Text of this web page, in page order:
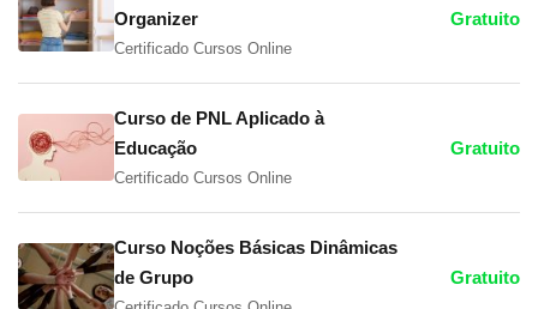
Organizer
Certificado Cursos Online
Gratuito
Curso de PNL Aplicado à
Educação
Certificado Cursos Online
Gratuito
Curso Noções Básicas Dinâmicas
de Grupo
Gratuito